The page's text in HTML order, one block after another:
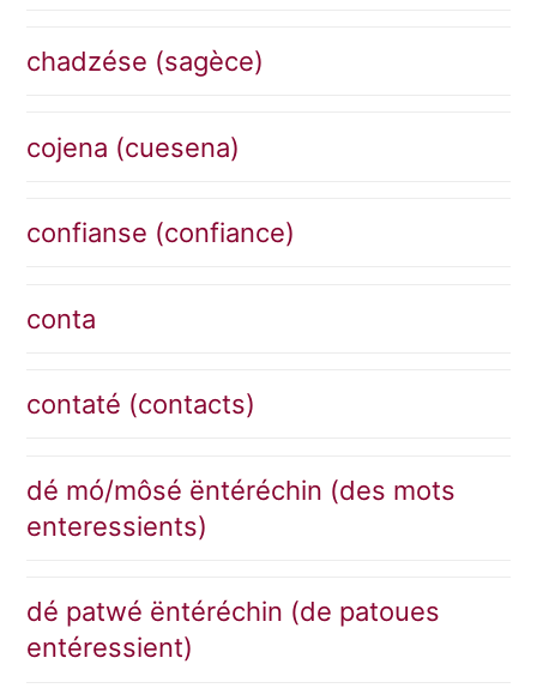
chadzése (sagèce)
cojena (cuesena)
confianse (confiance)
conta
contaté (contacts)
dé mó/môsé ëntéréchin (des mots
enteressients)
dé patwé ëntéréchin (de patoues
entéressient)